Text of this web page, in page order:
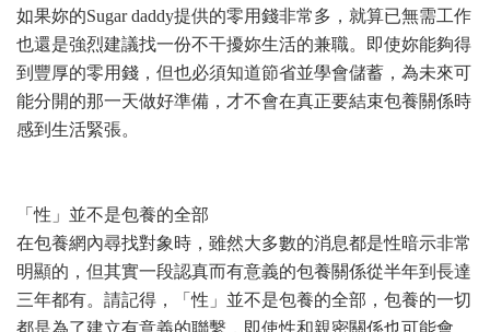
如果妳的Sugar daddy提供的零用錢非常多，就算已無需工作
也還是強烈建議找一份不干擾妳生活的兼職。即使妳能夠得
到豐厚的零用錢，但也必須知道節省並學會儲蓄，為未來可
能分開的那一天做好準備，才不會在真正要結束包養關係時
感到生活緊張。
「性」並不是包養的全部
在包養網內尋找對象時，雖然大多數的消息都是性暗示非常
明顯的，但其實一段認真而有意義的包養關係從半年到長達
三年都有。請記得，「性」並不是包養的全部，包養的一切
都是為了建立有意義的聯繫，即使性和親密關係也可能會